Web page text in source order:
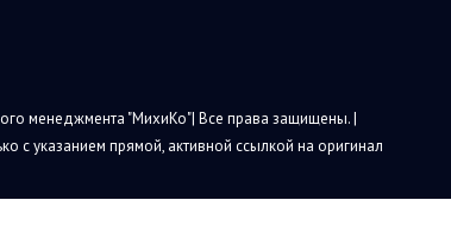
менеджмента "МихиКо"| Все права защищены. |
с указанием прямой, активной ссылкой на оригинал